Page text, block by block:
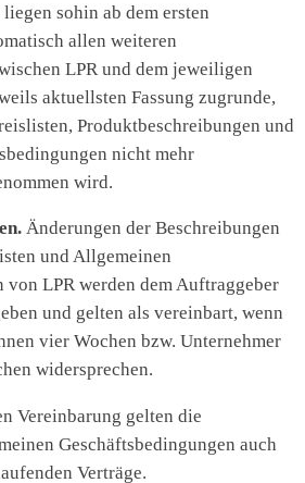
sohin ab dem ersten
allen weiteren
LPR und dem jeweiligen
aktuellsten Fassung zugrunde,
Produktbeschreibungen und
nicht mehr
wird.
Änderungen der Beschreibungen
und Allgemeinen
von LPR werden dem Auftraggeber
und gelten als vereinbart, wenn
vier Wochen bzw. Unternehmer
widersprechen.
Vereinbarung gelten die
Geschäftsbedingungen auch
Verträge.